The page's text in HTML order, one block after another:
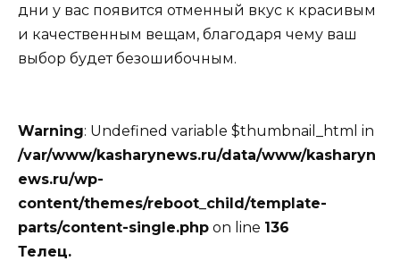
дни у вас появится отменный вкус к красивым
и качественным вещам, благодаря чему ваш
выбор будет безошибочным.
Warning: Undefined variable $thumbnail_html in
/var/www/kasharynews.ru/data/www/kasharyn
ews.ru/wp-
content/themes/reboot_child/template-
parts/content-single.php on line 136
Телец.